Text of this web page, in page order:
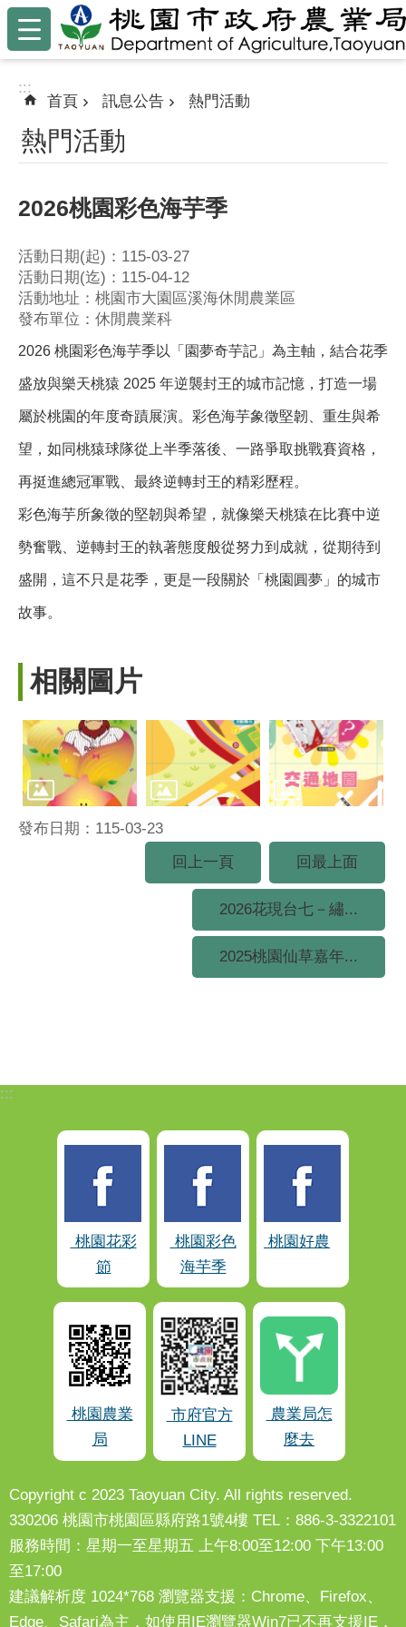
跳到主要內容區塊
:::
:::
首頁 訊息公告 熱門活動
熱門活動
2026桃園彩色海芋季
活動日期(起)：115-03-27
活動日期(迄)：115-04-12
活動地址：桃園市大園區溪海休閒農業區
發布單位：休閒農業科
2026 桃園彩色海芋季以「園夢奇芋記」為主軸，結合花季
盛放與樂天桃猿 2025 年逆襲封王的城市記憶，打造一場
屬於桃園的年度奇蹟展演。彩色海芋象徵堅韌、重生與希
望，如同桃猿球隊從上半季落後、一路爭取挑戰賽資格，
再挺進總冠軍戰、最終逆轉封王的精彩歷程。
彩色海芋所象徵的堅韌與希望，就像樂天桃猿在比賽中逆
勢奮戰、逆轉封王的執著態度般從努力到成就，從期待到
盛開，這不只是花季，更是一段關於「桃園圓夢」的城市
故事。
相關圖片
發布日期：115-03-23
回上一頁
回最上面
2026花現台七－繡...
2025桃園仙草嘉年...
:::
桃園花彩
節
桃園彩色
海芋季
桃園好農
桃園農業
局
市府官方
LINE
農業局怎
麼去
Copyright c 2023 Taoyuan City. All rights reserved.
330206 桃園市桃園區縣府路1號4樓 TEL：886-3-3322101
服務時間：星期一至星期五 上午8:00至12:00 下午13:00
至17:00
建議解析度 1024*768 瀏覽器支援：Chrome、Firefox、
Edge、Safari為主，如使用IE瀏覽器Win7已不再支援IE，